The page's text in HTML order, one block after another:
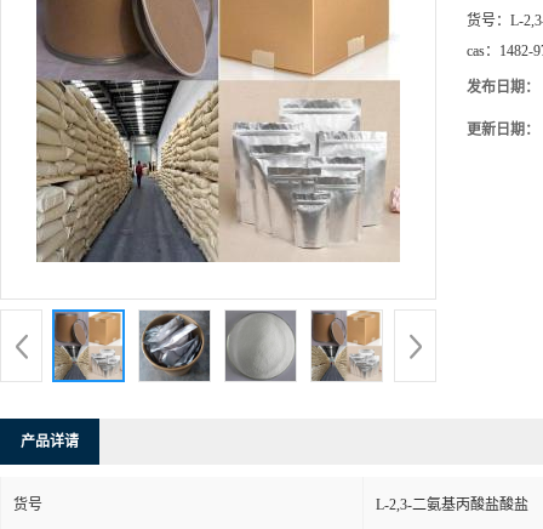
货号： L-
cas： 1482-
发布日期：
更新日期：
产品详请
货号 L-2,3-二氨基丙酸盐酸盐